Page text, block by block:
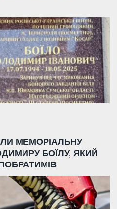
МЕМОРІАЛЬНУ
БОЇЛУ, ЯКИЙ